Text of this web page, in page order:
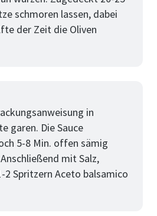
schmoren lassen, dabei
der Zeit die Oliven
in
garen. Die Sauce
5-8 Min. offen sämig
mit Salz,
Spritzern Aceto balsamico